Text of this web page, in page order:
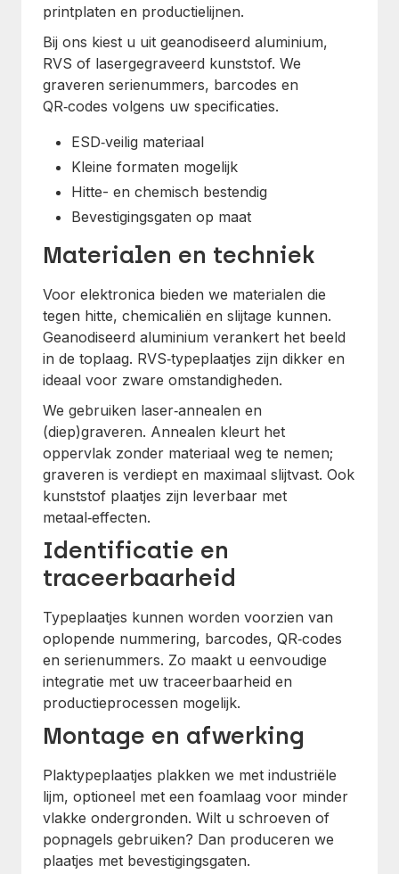
printplaten en productielijnen.
Bij ons kiest u uit geanodiseerd aluminium,
RVS of lasergegraveerd kunststof. We
graveren serienummers, barcodes en
QR‑codes volgens uw specificaties.
ESD‑veilig materiaal
Kleine formaten mogelijk
Hitte- en chemisch bestendig
Bevestigingsgaten op maat
Materialen en techniek
Voor elektronica bieden we materialen die
tegen hitte, chemicaliën en slijtage kunnen.
Geanodiseerd aluminium verankert het beeld
in de toplaag. RVS‑typeplaatjes zijn dikker en
ideaal voor zware omstandigheden.
We gebruiken laser‑annealen en
(diep)graveren. Annealen kleurt het
oppervlak zonder materiaal weg te nemen;
graveren is verdiept en maximaal slijtvast. Ook
kunststof plaatjes zijn leverbaar met
metaal‑effecten.
Identificatie en
traceerbaarheid
Typeplaatjes kunnen worden voorzien van
oplopende nummering, barcodes, QR‑codes
en serienummers. Zo maakt u eenvoudige
integratie met uw traceerbaarheid en
productieprocessen mogelijk.
Montage en afwerking
Plaktypeplaatjes plakken we met industriële
lijm, optioneel met een foamlaag voor minder
vlakke ondergronden. Wilt u schroeven of
popnagels gebruiken? Dan produceren we
plaatjes met bevestigingsgaten.